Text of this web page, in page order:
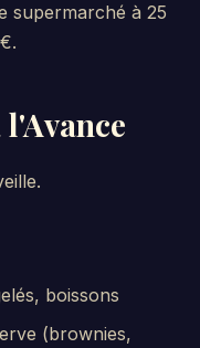
supermarché à 25
boissons
(brownies,